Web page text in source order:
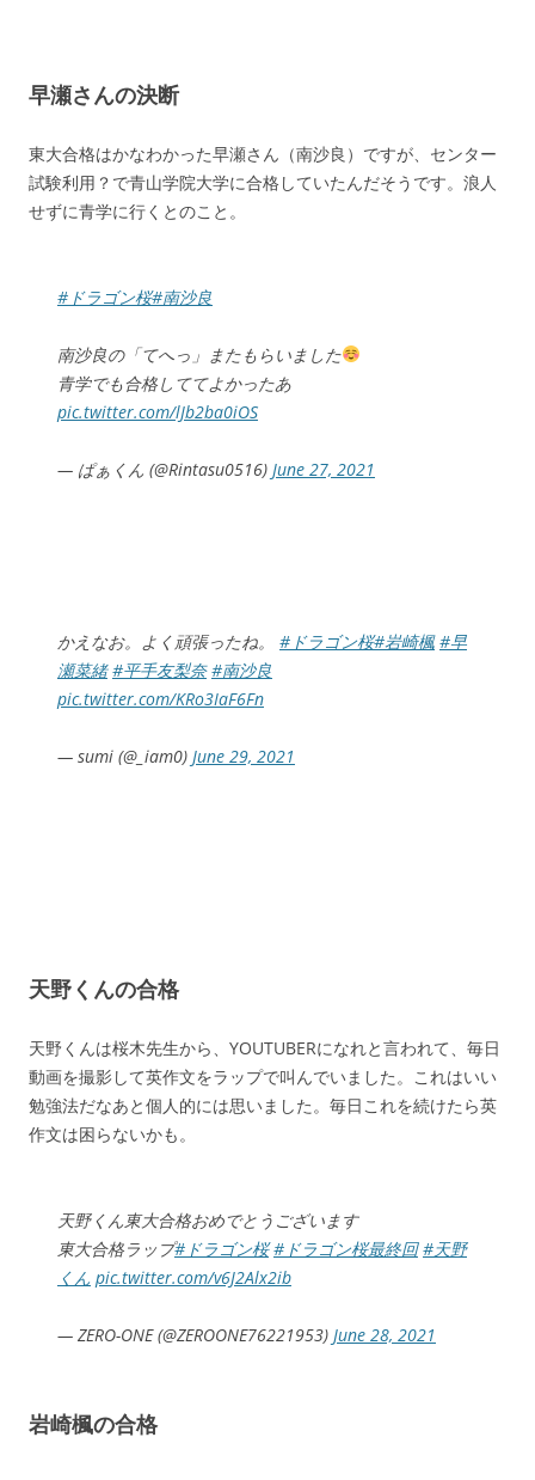
早瀬さんの決断
東大合格はかなわかった早瀬さん（南沙良）ですが、センター
試験利用？で青山学院大学に合格していたんだそうです。浪人
せずに青学に行くとのこと。
#ドラゴン桜#南沙良
南沙良の「てへっ」またもらいました
青学でも合格しててよかったあ
pic.twitter.com/lJb2ba0iOS
— ぱぁくん (@Rintasu0516) June 27, 2021
かえなお。よく頑張ったね。 #ドラゴン桜#岩崎楓 #早
瀬菜緒 #平手友梨奈 #南沙良
pic.twitter.com/KRo3IaF6Fn
— sumi (@_iam0) June 29, 2021
天野くんの合格
天野くんは桜木先生から、YOUTUBERになれと言われて、毎日
動画を撮影して英作文をラップで叫んでいました。これはいい
勉強法だなあと個人的には思いました。毎日これを続けたら英
作文は困らないかも。
天野くん東大合格おめでとうございます‍
東大合格ラップ#ドラゴン桜 #ドラゴン桜最終回 #天野
くん pic.twitter.com/v6J2Alx2ib
— ZERO-ONE (@ZEROONE76221953) June 28, 2021
岩崎楓の合格